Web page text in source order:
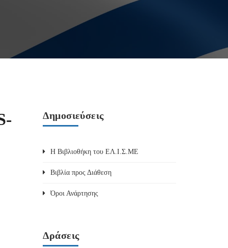
Δημοσιεύσεις
Η Βιβλιοθήκη του ΕΛ.Ι.Σ.ΜΕ
Βιβλία προς Διάθεση
Όροι Ανάρτησης
Δράσεις